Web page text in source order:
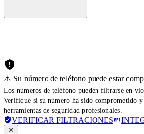
⚠️ Su número de teléfono puede estar
Los números de teléfono pueden filtrarse en
Verifique si su número ha sido comprometido y
herramientas de seguridad profesionales.
VERIFICAR FILTRACIONES